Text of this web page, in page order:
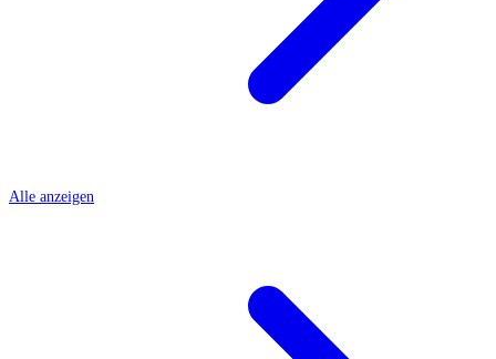
Alle anzeigen